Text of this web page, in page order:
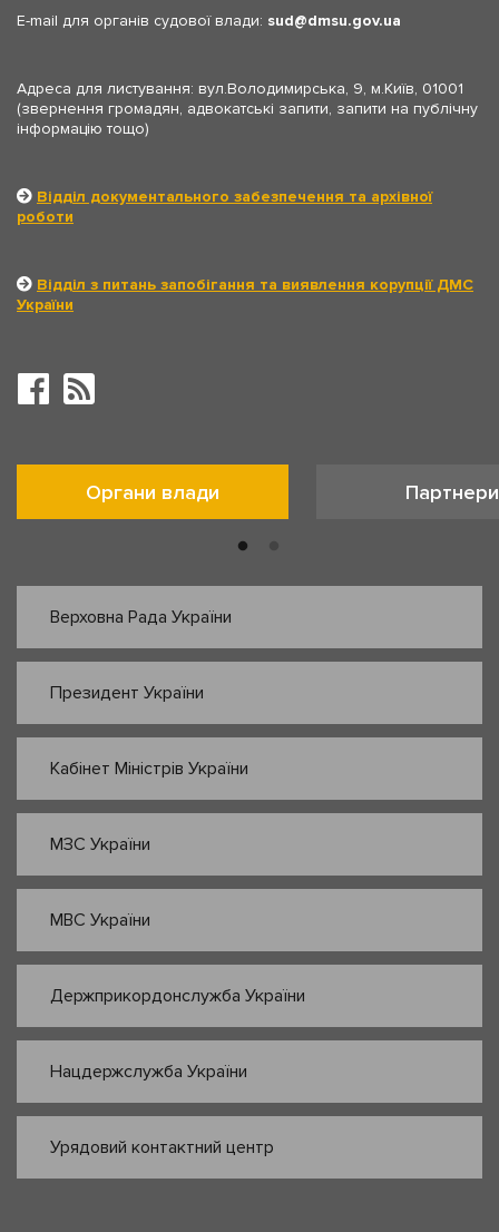
E-mail для органів судової влади: sud dmsu.gov.ua
Адреса для листування: вул.Володимирська, 9, м.Київ, 01001
(звернення громадян, адвокатські запити, запити на публічну
інформацію тощо)
Відділ документального забезпечення та архівної
роботи
Відділ з питань запобігання та виявлення корупції ДМС
України
Органи влади Партнери
Верховна Рада України
Президент України
Кабінет Міністрів України
МЗС України
МВС України
Держприкордонслужба України
Нацдержслужба України
Урядовий контактний центр